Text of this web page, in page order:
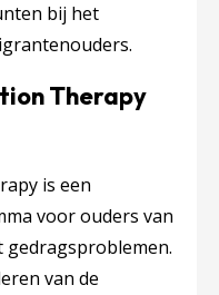
bij het
Therapy
is een
voor ouders van
gedragsproblemen.
van de